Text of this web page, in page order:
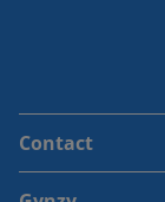
Contact